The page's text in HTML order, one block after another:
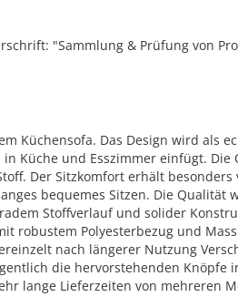
"Sammlung & Prüfung von
Küchensofa. Das Design wird als
Küche und Esszimmer einfügt.
Der Sitzkomfort erhält besonders
bequemes Sitzen. Die Qualität
Stoffverlauf und solider
robustem Polyesterbezug und
nach längerer Nutzung
die hervorstehenden Knöpfe
lange Lieferzeiten von mehreren